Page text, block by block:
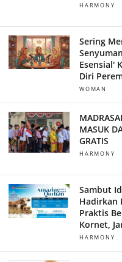
HARMONY
Sering
Esensial'
Diri
WOMAN
MASUK
GRATIS
HARMONY
Sambut
Hadirkan
Praktis
Kornet,
HARMONY